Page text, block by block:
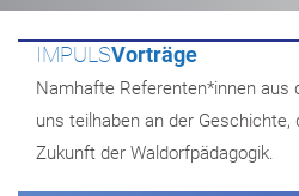
IMPULSVorträge
Namhafte Referenten*innen aus
uns teilhaben an der Geschichte,
Zukunft der Waldorfpädagogik.